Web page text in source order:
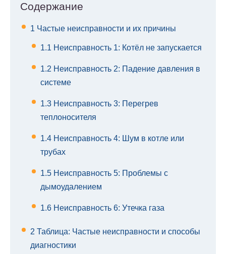
Содержание
1 Частые неисправности и их причины
1.1 Неисправность 1: Котёл не запускается
1.2 Неисправность 2: Падение давления в
системе
1.3 Неисправность 3: Перегрев
теплоносителя
1.4 Неисправность 4: Шум в котле или
трубах
1.5 Неисправность 5: Проблемы с
дымоудалением
1.6 Неисправность 6: Утечка газа
2 Таблица: Частые неисправности и способы
диагностики